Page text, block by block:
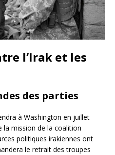
l’Irak et les
des parties
à Washington en juillet
la mission de la coalition
politiques irakiennes ont
le retrait des troupes